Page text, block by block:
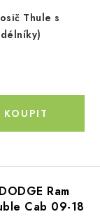
Thule s
Ram
Cab 09-18